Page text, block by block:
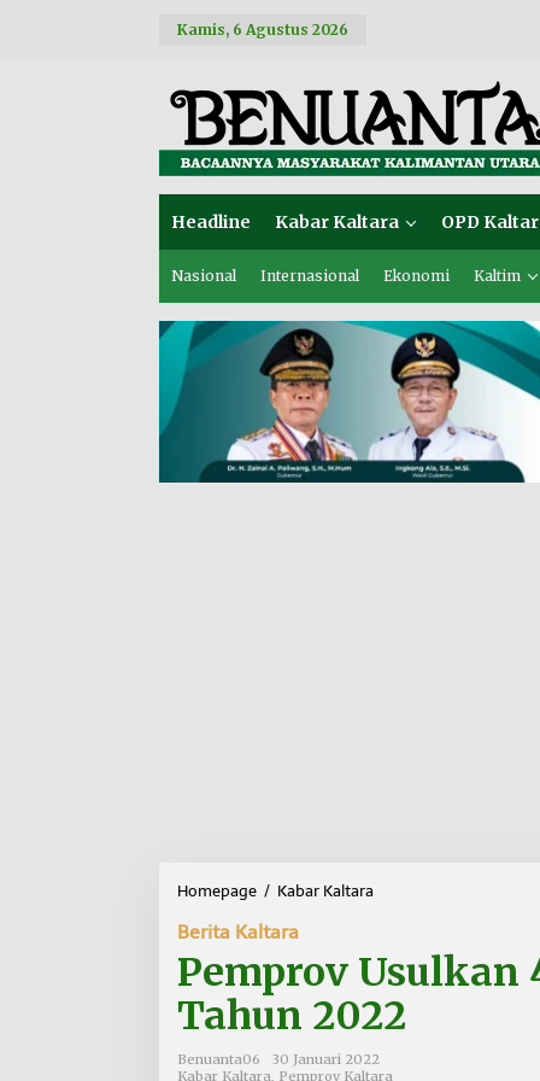
Kamis, 6 Agustus 2026
Headline Kabar Kaltara OPD
Nasional Internasional Ekonomi Kaltim
Homepage / Kabar Kaltara
p
r
o
v
s
Berita Kaltara
Pemprov Usulkan
Tahun 2022
Benuanta06
30 Januari 2022
Kabar Kaltara Pemprov Kaltara